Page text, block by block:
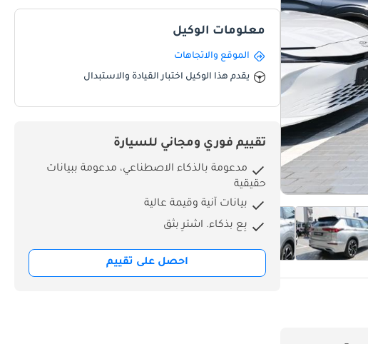
معلومات الوكيل
الموقع والاتجاهات
يقدم هذا الوكيل اختبار القيادة والاستبدال
تقييم فوري ومجاني للسيارة
مدعومة بالذكاء الاصطناعي، مدعومة ببيانات
حقيقية
بيانات آنية وقيمة عالية
بِع بذكاء. اشترِ بثق
احصل على تقييم